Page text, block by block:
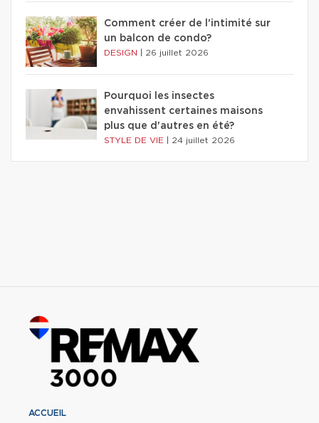
Comment créer de l'intimité sur
un balcon de condo?
DESIGN 26 juillet 2026
Pourquoi les insectes
envahissent certaines maisons
plus que d'autres en été?
STYLE DE VIE 24 juillet 2026
ACCUEIL